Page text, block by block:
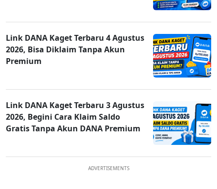
Link DANA Kaget Terbaru 4 Agustus
2026, Bisa Diklaim Tanpa Akun
Premium
Link DANA Kaget Terbaru 3 Agustus
2026, Begini Cara Klaim Saldo
Gratis Tanpa Akun DANA Premium
ADVERTISEMENTS